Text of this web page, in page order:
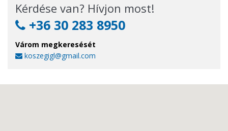
Kérdése van? Hívjon most!
+36 30 283 8950
Várom megkeresését
koszegigl@gmail.com